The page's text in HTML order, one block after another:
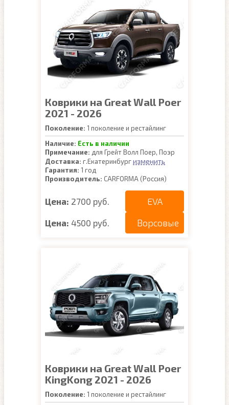
Коврики на Great Wall Poer
2021 - 2026
Поколение: 1 поколение и рестайлинг
Наличие: Есть в наличии
Примечание: для Грейт Волл Поер, Поэр
Доставка: г.Екатеринбургизменить
Гарантия: 1 год
Производитель: CARFORMA (Россия)
Цена: 2700 руб. EVA
Цена: 4500 руб. Ворсовые
Коврики на Great Wall Poer
KingKong 2021 - 2026
Поколение: 1 поколение и рестайлинг